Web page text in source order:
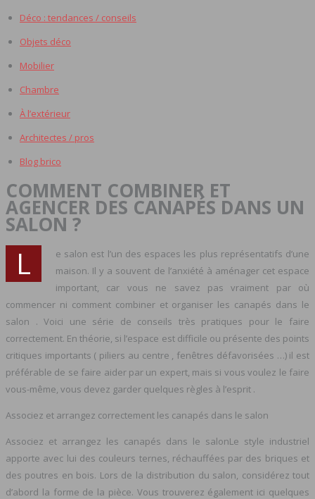
Déco : tendances / conseils
Objets déco
Mobilier
Chambre
À l’extérieur
Architectes / pros
Blog brico
COMMENT COMBINER ET
AGENCER DES CANAPÉS DANS UN
SALON ?
L
e salon est l’un des espaces les plus représentatifs d’une
maison. Il y a souvent de l’anxiété à aménager cet espace
important, car vous ne savez pas vraiment par où
commencer ni comment combiner et organiser les canapés dans le
salon . Voici une série de conseils très pratiques pour le faire
correctement. En théorie, si l’espace est difficile ou présente des points
critiques importants ( piliers au centre , fenêtres défavorisées …) il est
préférable de se faire aider par un expert, mais si vous voulez le faire
vous-même, vous devez garder quelques règles à l’esprit .
Associez et arrangez correctement les canapés dans le salon
Associez et arrangez les canapés dans le salonLe style industriel
apporte avec lui des couleurs ternes, réchauffées par des briques et
des poutres en bois. Lors de la distribution du salon, considérez tout
d’abord la forme de la pièce. Vous trouverez également ici quelques